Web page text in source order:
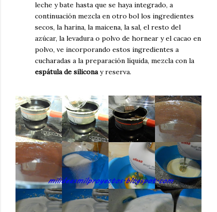
leche y bate hasta que se haya integrado, a
continuación mezcla en otro bol los ingredientes
secos, la harina, la maicena, la sal, el resto del
azúcar, la levadura o polvo de hornear y el cacao en
polvo, ve incorporando estos ingredientes a
cucharadas a la preparación líquida, mezcla con la
espátula de silicona y reserva.